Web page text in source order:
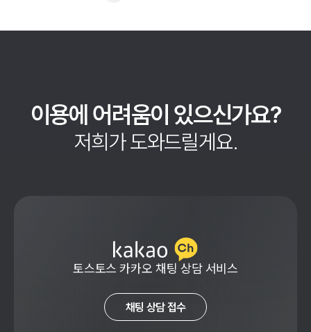
이용에 어려움이 있으신가요?
저희가 도와드릴게요.
토스토스 카카오 채팅 상담 서비스
채팅 상담 접수